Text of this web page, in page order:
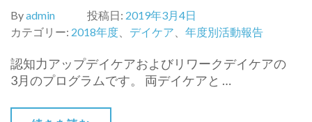
Byadmin 投稿日: 2019年3月4日
カテゴリー: 2018年度 デイケア 年度別活動報告
認知力アップデイケアおよびリワークデイケアの
3月のプログラムです。 両デイケアと …